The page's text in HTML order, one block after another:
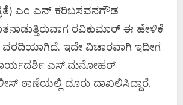
ಎಂ ಎನ್​ ಕರಿಬಸವನಗೌಡ
ರವಿಕುಮಾರ್ ಈ ಹೇಳಿಕೆ
ವರದಿಯಾಗಿದೆ. ಇದೇ ವಿಚಾರವಾಗಿ ಇದೀಗ
ಕಾರ್ಯದರ್ಶಿ ಎಸ್.ಮನೋಹರ್​
ಠಾಣೆಯಲ್ಲಿ ದೂರು ದಾಖಲಿಸಿದ್ದಾರೆ.